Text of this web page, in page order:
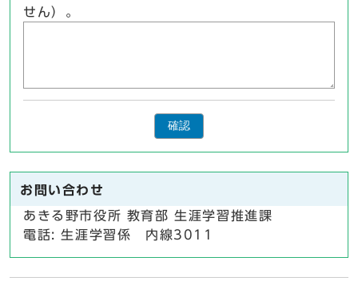
せん）。
確認
お問い合わせ
あきる野市役所 教育部 生涯学習推進課
電話: 生涯学習係 内線3011